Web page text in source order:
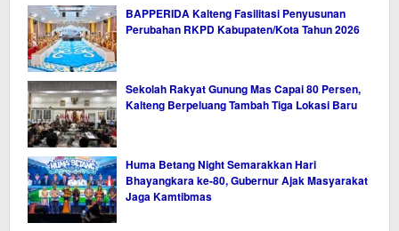
BAPPERIDA Kalteng Fasilitasi Penyusunan
Perubahan RKPD Kabupaten/Kota Tahun 2026
Sekolah Rakyat Gunung Mas Capai 80 Persen,
Kalteng Berpeluang Tambah Tiga Lokasi Baru
Huma Betang Night Semarakkan Hari
Bhayangkara ke-80, Gubernur Ajak Masyarakat
Jaga Kamtibmas